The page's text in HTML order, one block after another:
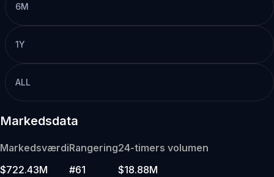
6M
1Y
ALL
Markedsdata
Markedsværdi
$722.43M
Rangering
#61
24-timers volumen
$18.88M